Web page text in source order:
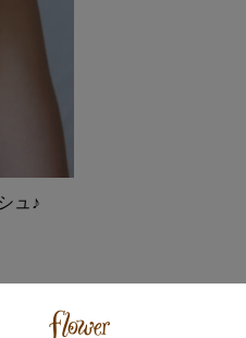
ュ♪
ヘアスタイルに抜